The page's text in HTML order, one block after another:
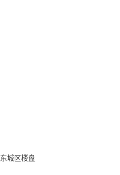
东城区楼盘